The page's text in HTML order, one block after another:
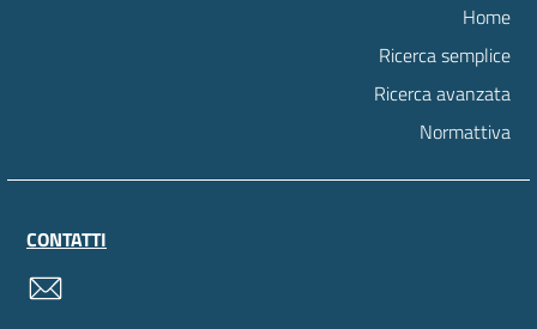
Home
Ricerca semplice
Ricerca avanzata
Normattiva
CONTATTI